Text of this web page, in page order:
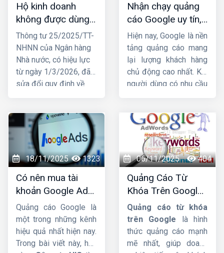
Hộ kinh doanh
không được dùng
tài khoản ngân
hàng cá nhân để
nhận tiền từ
01/03/2026
Thông tư 25/2025/TT-
NHNN của Ngân hàng
Nhà nước, có hiệu lực
từ ngày 1/3/2026, đã
sửa đổi quy định về
đó liên quan trực tiếp
đến hộ kinh doanh.
Trước những thay đổi
này, nhiều hộ đặt câu
hỏi liệu tài khoản ngân
hàng có bắt buộc phải
đứng tên đúng hộ kinh
doanh hay không và
nhóm hộ kinh doanh
nào phải mở tài khoản
riêng để phục vụ hoạt
Nhận chạy quảng
cáo Google uy tín,
chuyên nghiệp,
hiệu quả TOP 1
Hiện nay, Google là nền
tảng quảng cáo mang
lại lượng khách hàng
chủ động cao nhất. Khi
người dùng có nhu cầu
tìm thông tin. Đây chính
là lý do ngày càng
nhiều doanh nghiệp tìm
đến dịch vụnhận chạy
quảng cáo Googleđể
tăng doanh thu, tiếp
cận khách hàng nhanh
và vượt qua đối thủ.
18/11/2025 1323
Có nên mua tài
khoản Google Ads
hay không ?
Quảng cáo Google là
một trong những kênh
hiệu quả nhất hiện nay.
Trong bài viết này, hãy
06/11/2025 404
Quảng Cáo Từ
Khóa Trên Google:
Cơ Chế Đấu Giá và
Bí Quyết Tối Ưu
Quảng cáo từ khóa
trên Google là hình
thức quảng cáo mạnh
mẽ nhất, giúp doanh